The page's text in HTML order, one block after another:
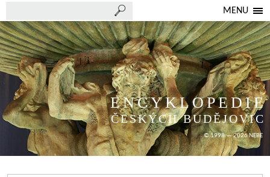
MENU
ENCYKLOPEDIE
ČESKÝCH BUDĚJOVIC
© 1998 — 2026 NEBE